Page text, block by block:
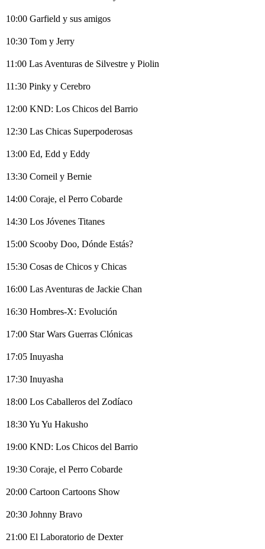
10:00 Garfield y sus amigos
10:30 Tom y Jerry
11:00 Las Aventuras de Silvestre y Piolin
11:30 Pinky y Cerebro
12:00 KND: Los Chicos del Barrio
12:30 Las Chicas Superpoderosas
13:00 Ed, Edd y Eddy
13:30 Corneil y Bernie
14:00 Coraje, el Perro Cobarde
14:30 Los Jóvenes Titanes
15:00 Scooby Doo, Dónde Estás?
15:30 Cosas de Chicos y Chicas
16:00 Las Aventuras de Jackie Chan
16:30 Hombres-X: Evolución
17:00 Star Wars Guerras Clónicas
17:05 Inuyasha
17:30 Inuyasha
18:00 Los Caballeros del Zodíaco
18:30 Yu Yu Hakusho
19:00 KND: Los Chicos del Barrio
19:30 Coraje, el Perro Cobarde
20:00 Cartoon Cartoons Show
20:30 Johnny Bravo
21:00 El Laboratorio de Dexter